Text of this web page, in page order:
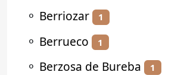
⚬ Berriozar 1
⚬ Berrueco 1
⚬ Berzosa de Bureba 1